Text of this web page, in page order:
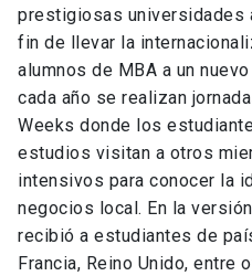
prestigiosas universidades
fin de llevar la
alumnos de MBA a un
cada año se realizan
Weeks donde los
estudios visitan a otros
intensivos para conocer la
negocios local. En la
recibió a estudiantes de
Francia, Reino Unido, entre